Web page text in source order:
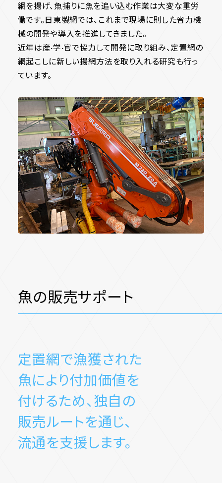
網を揚げ、魚捕りに魚を追い込む作業は大変な重労
働です。日東製網では、これまで現場に則した省力機
械の開発や導入を推進してきました。
近年は産·学·官で協力して開発に取り組み、定置網の
網起こしに新しい揚網方法を取り入れる研究も行っ
ています。
魚の販売サポート
定置網で漁獲された
魚により付加価値を
付けるため、 独自の
販売ルートを通じ、
流通を支援します。